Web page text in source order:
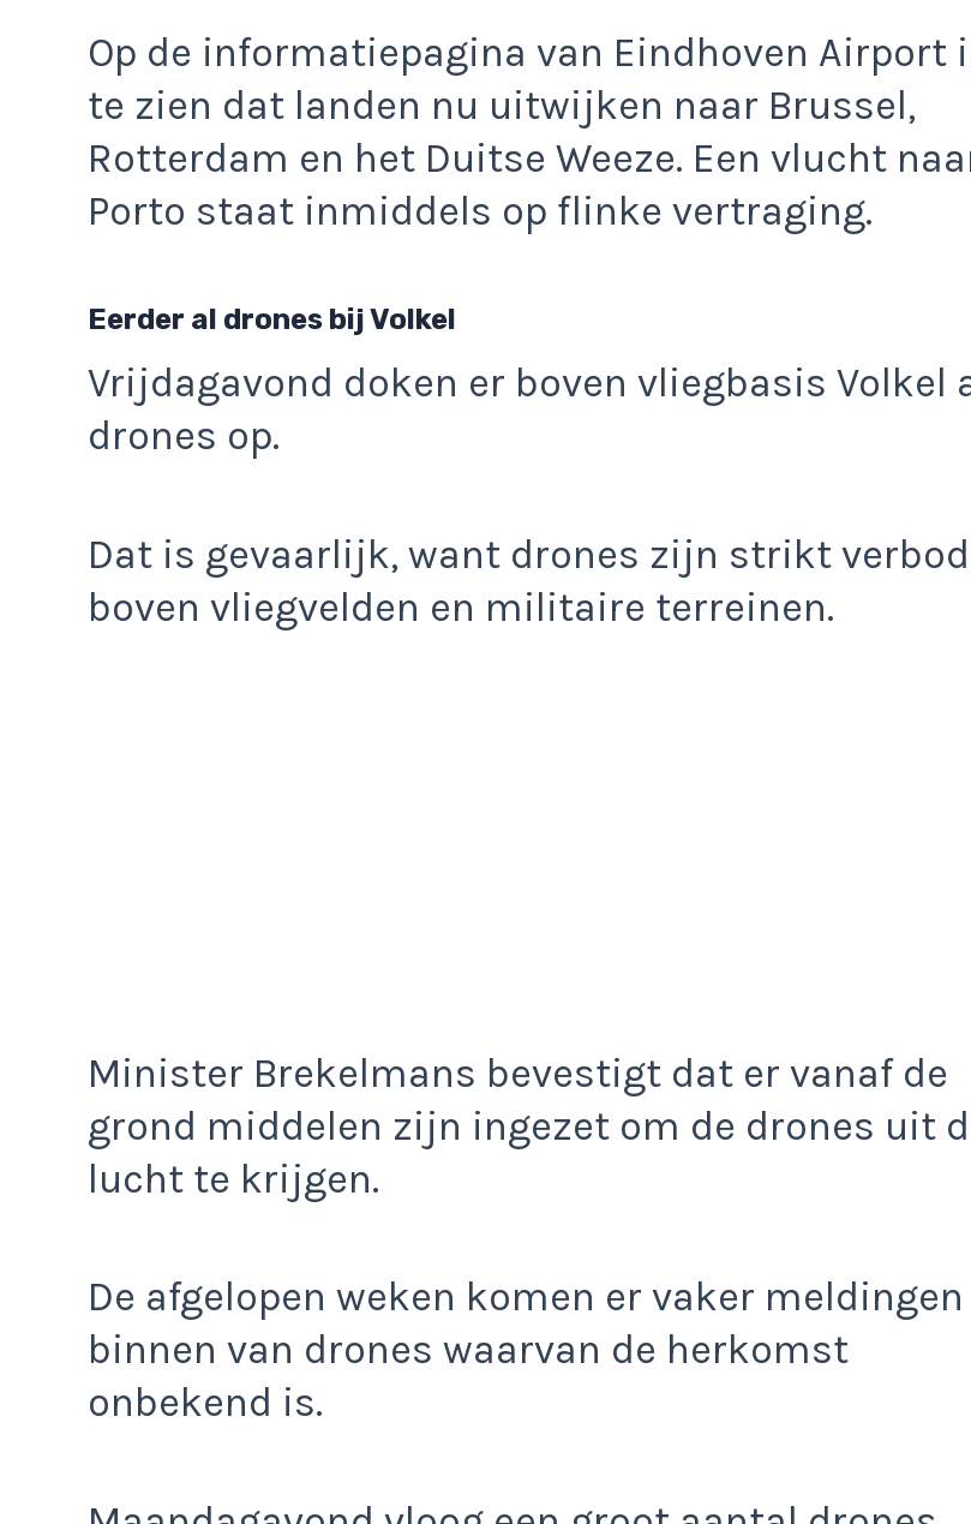
Op de informatiepagina van Eindhoven Airport
te zien dat landen nu uitwijken naar Brussel,
Rotterdam en het Duitse Weeze. Een vlucht
Porto staat inmiddels op flinke vertraging.
Eerder al drones bij Volkel
Vrijdagavond doken er boven vliegbasis Volkel
drones op.
Dat is gevaarlijk, want drones zijn strikt
boven vliegvelden en militaire terreinen.
Minister Brekelmans bevestigt dat er vanaf de
grond middelen zijn ingezet om de drones uit
lucht te krijgen.
De afgelopen weken komen er vaker meldingen
binnen van drones waarvan de herkomst
onbekend is.